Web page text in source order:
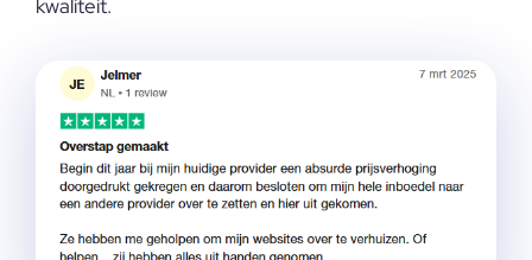
kwaliteit.